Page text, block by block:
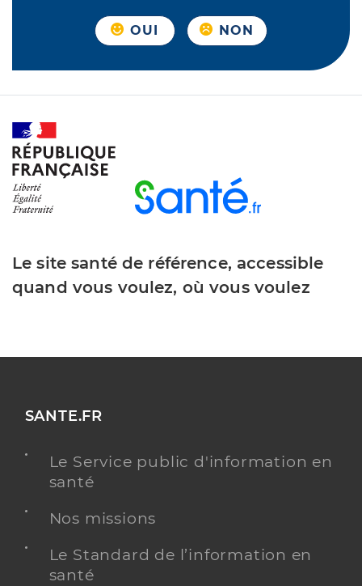
OUI NON
Le site santé de référence, accessible
quand vous voulez, où vous voulez
SANTE.FR
Le Service public d'information en
santé
Nos missions
Le Standard de l’information en
santé